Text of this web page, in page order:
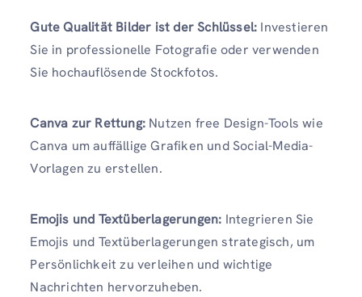
Gute Qualität Bilder ist der Schlüssel: Investieren
Sie in professionelle Fotografie oder verwenden
Sie hochauflösende Stockfotos.
Canva zur Rettung: Nutzen free Design-Tools wie
Canva um auffällige Grafiken und Social-Media-
Vorlagen zu erstellen.
Emojis und Textüberlagerungen: Integrieren Sie
Emojis und Textüberlagerungen strategisch, um
Persönlichkeit zu verleihen und wichtige
Nachrichten hervorzuheben.